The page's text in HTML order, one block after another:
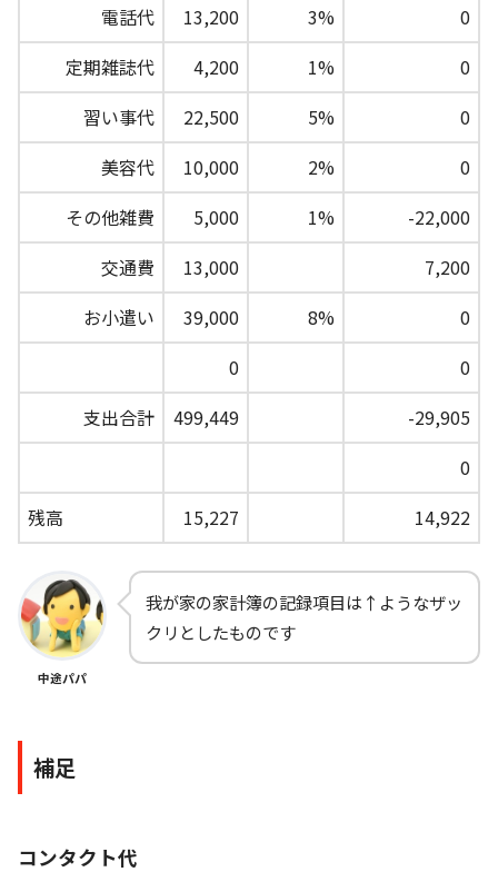
電話代
13,200 3%
0
定期雑誌代
4,200 1%
0
習い事代
22,500 5%
0
美容代
10,000 2%
0
その他雑費
5,000 1%
-22,000
交通費
13,000
7,200
お小遣い
39,000 8%
0
0
0
支出合計
499,449
-29,905
0
残高
15,227 14,922
中途パパ
我が家の家計簿の記録項目は↑ようなザッ
クリとしたものです
補足
コンタクト代